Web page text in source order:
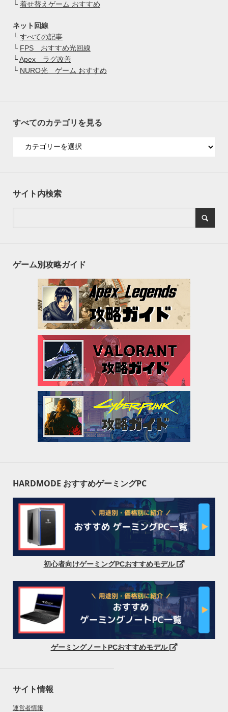
└ 着せ替えゲーム おすすめ
ネット回線
└ すべての記事
└ FPS おすすめ光回線
└Apex ラグ改善
└ NURO光 ゲーム おすすめ
すべてのカテゴリを見る
サイト内検索
ゲーム別攻略ガイド
HARDMODE おすすめゲーミングPC
初心者向けゲーミングPCおすすめモデル
ゲーミングノートPCおすすめモデル
サイト情報
運営者情報